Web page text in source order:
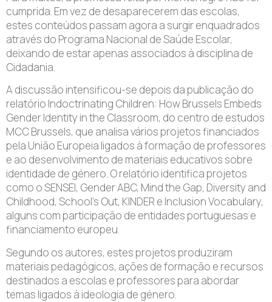
cumprida. Em vez de desaparecerem das escolas,
estes conteúdos passam agora a surgir enquadrados
através do Programa Nacional de Saúde Escolar,
deixando de estar apenas associados à disciplina de
Cidadania.
A discussão intensificou-se depois da publicação do
relatório Indoctrinating Children: How Brussels Embeds
Gender Identity in the Classroom, do centro de estudos
MCC Brussels, que analisa vários projetos financiados
pela União Europeia ligados à formação de professores
e ao desenvolvimento de materiais educativos sobre
identidade de género. O relatório identifica projetos
como o SENSEI, Gender ABC, Mind the Gap, Diversity and
Childhood, School’s Out, KINDER e Inclusion Vocabulary,
alguns com participação de entidades portuguesas e
financiamento europeu.
Segundo os autores, estes projetos produziram
materiais pedagógicos, ações de formação e recursos
destinados a escolas e professores para abordar
temas ligados à ideologia de género.